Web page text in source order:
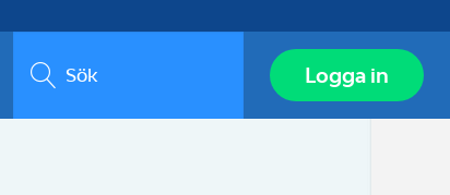
Sök Logga in